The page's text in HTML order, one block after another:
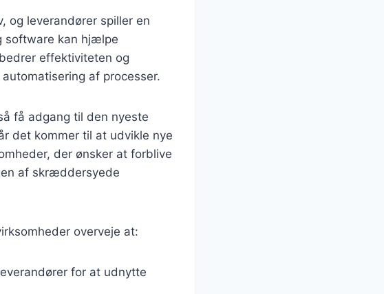
og leverandører spiller en
software kan hjælpe
effektiviteten og
af processer.
få adgang til den nyeste
det kommer til at udvikle nye
der ønsker at forblive
af skræddersyede
overveje at:
for at udnytte